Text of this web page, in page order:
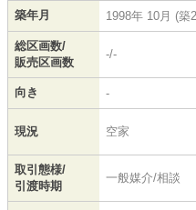
築年月 1998年 10月 (築
総区画数/
販売区画数
-/-
向き -
現況 空家
取引態様/
引渡時期
一般媒介/相談